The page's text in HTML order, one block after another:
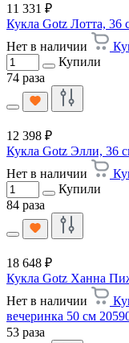
11 331 ₽
Кукла Gotz Лотта, 36
Нет в наличии
Купили
74 раза
12 398 ₽
Кукла Gotz Элли, 36
Нет в наличии
Купили
84 раза
18 648 ₽
Кукла Gotz Ханна
Нет в наличии
вечеринка 50 см
53 раза